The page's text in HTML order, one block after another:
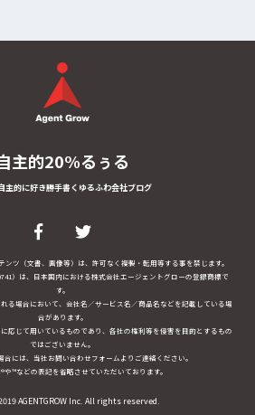
主的20%るぅる
主的に好き勝手書くゆるふわ会社ブログ
ンツ（文書、画像等）は、許可なく複製・転用等する事を禁じます。
）は、日本国内における株式会社エージェントグローの登録商標で
す。
る場合において、会社名／サービス名／商品名などを記載している場
合があります。
応じて用いているものであり、各社の権利等を侵害を目的とするもの
ではございません。
合には、当社お問い合わせフォームよりご連絡ください。
や™などの表記を省略させていただいております。
AGENTGROW Inc. All rights reserved.